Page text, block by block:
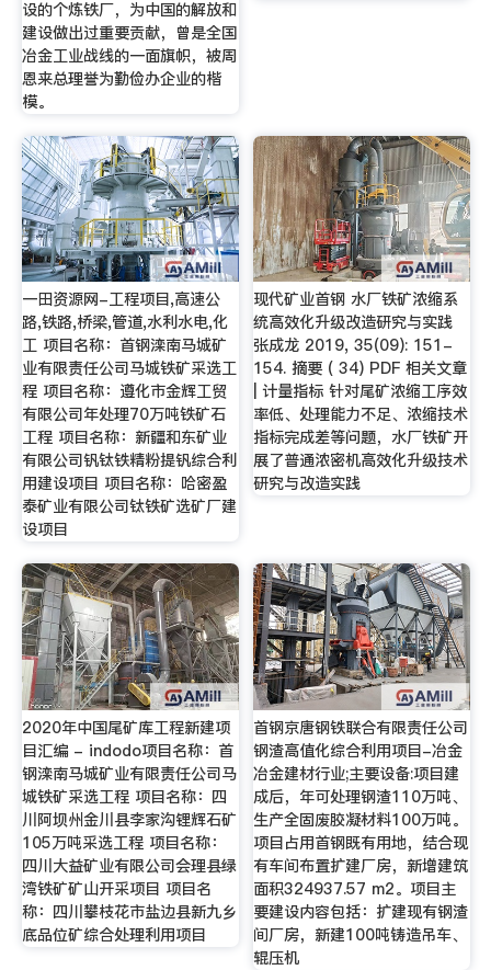
设的个炼铁厂，为中国的解放和
建设做出过重要贡献，曾是全国
冶金工业战线的一面旗帜，被周
恩来总理誉为勤俭办企业的楷
模。
一田资源网-工程项目,高速公
路,铁路,桥梁,管道,水利水电,化
工 项目名称：首钢滦南马城矿
业有限责任公司马城铁矿采选工
程 项目名称：遵化市金辉工贸
有限公司年处理70万吨铁矿石
工程 项目名称：新疆和东矿业
有限公司钒钛铁精粉提钒综合利
用建设项目 项目名称：哈密盈
泰矿业有限公司钛铁矿选矿厂建
设项目
现代矿业首钢 水厂铁矿浓缩系
统高效化升级改造研究与实践
张成龙 2019, 35(09): 151-
154. 摘要 ( 34) PDF 相关文章
| 计量指标 针对尾矿浓缩工序效
率低、处理能力不足、浓缩技术
指标完成差等问题，水厂铁矿开
展了普通浓密机高效化升级技术
研究与改造实践
2020年中国尾矿库工程新建项
目汇编 - indodo项目名称：首
钢滦南马城矿业有限责任公司马
城铁矿采选工程 项目名称：四
川阿坝州金川县李家沟锂辉石矿
105万吨采选工程 项目名称：
四川大益矿业有限公司会理县绿
湾铁矿矿山开采项目 项目名
称：四川攀枝花市盐边县新九乡
底品位矿综合处理利用项目
首钢京唐钢铁联合有限责任公司
钢渣高值化综合利用项目-冶金
冶金建材行业;主要设备:项目建
成后，年可处理钢渣110万吨、
生产全固废胶凝材料100万吨。
项目占用首钢既有用地，结合现
有车间布置扩建厂房，新增建筑
面积324937.57 m2。项目主
要建设内容包括：扩建现有钢渣
间厂房，新建100吨铸造吊车、
辊压机